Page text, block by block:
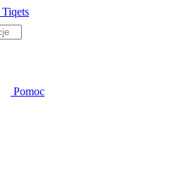
Pomoc